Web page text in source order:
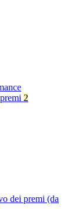
2
dei premi (da